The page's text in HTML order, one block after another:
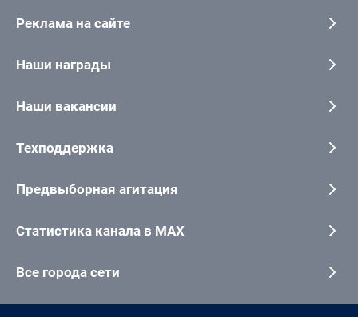
Реклама на сайте
Наши награды
Наши вакансии
Техподдержка
Предвыборная агитация
Статистика канала в MAX
Все города сети